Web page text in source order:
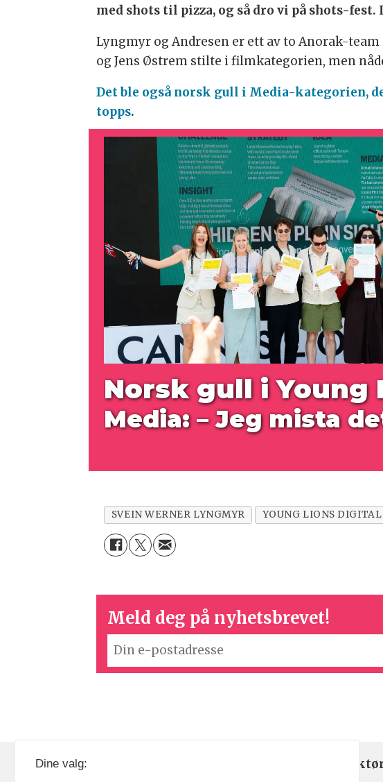
med shots til pizza, og så dro vi på shots-
Lyngmyr og Andresen er ett av to Anorak-
og Jens Østrem stilte i filmkategorien, men
Det ble også norsk gull i Media-kategorien,
topps.
Norsk gull i Young
Media: – Jeg mista
SVEIN WERNER LYNGMYR YOUNG LIONS DIGITAL
Meld deg på nyhetsbrevet!
Dine valg: